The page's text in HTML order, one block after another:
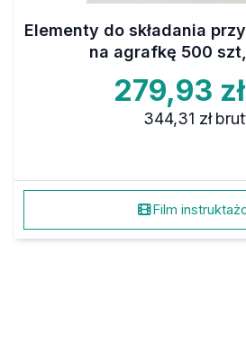
Elementy do składania
na agrafkę 500
279,93 zł
344,31 zł
Film